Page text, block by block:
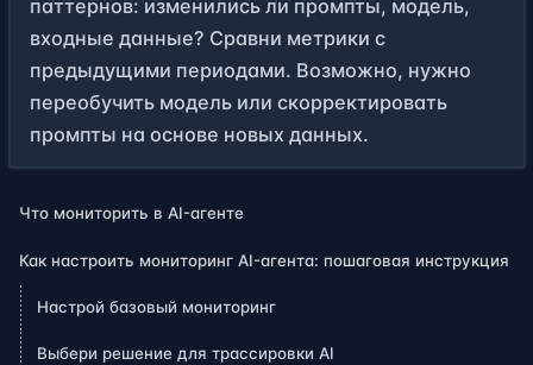
паттернов: изменились ли промпты, модель,
входные данные? Сравни метрики с
предыдущими периодами. Возможно, нужно
переобучить модель или скорректировать
промпты на основе новых данных.
Что мониторить в AI-агенте
Как настроить мониторинг AI-агента: пошаговая инструкция
Настрой базовый мониторинг
Выбери решение для трассировки AI